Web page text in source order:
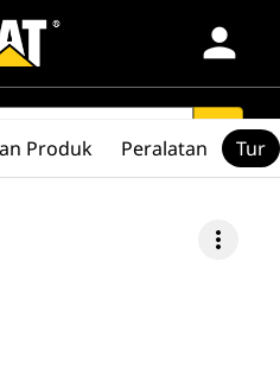
person
search
more_vert
Produk Peralatan Tur